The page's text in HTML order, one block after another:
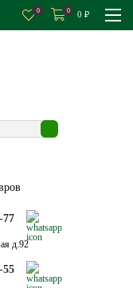
77
д.92
55
0 0 0 ₽